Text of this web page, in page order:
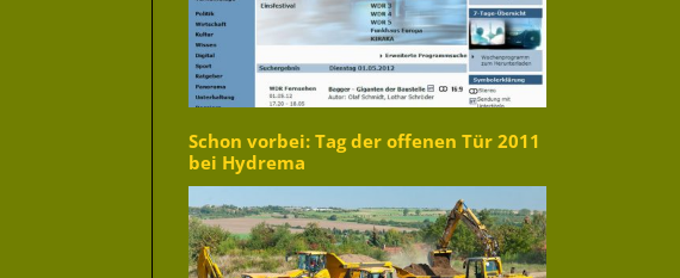
Schon vorbei: Tag der offenen Tür 2011
bei Hydrema